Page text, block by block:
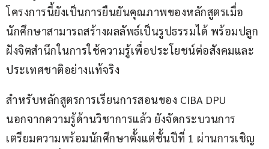
โครงการนี้ยังเป็นการยืนยันคุณภาพของหลักสูตรเมื่อ
นักศึกษาสามารถสร้างผลลัพธ์เป็นรูปธรรมได้ พร้อมปลูก
ฝังจิตสำนึกในการใช้ความรู้เพื่อประโยชน์ต่อสังคมและ
ประเทศชาติอย่างแท้จริง
สำหรับหลักสูตรการเรียนการสอนของ CIBA DPU
นอกจากความรู้ด้านวิชาการแล้ว ยังจัดกระบวนการ
เตรียมความพร้อมนักศึกษาตั้งแต่ชั้นปีที่ 1 ผ่านการเชิญ